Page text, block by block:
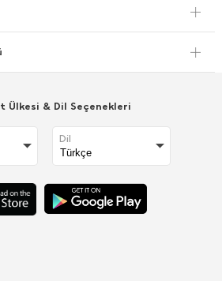
Ülkesi & Dil Seçenekleri
Dil